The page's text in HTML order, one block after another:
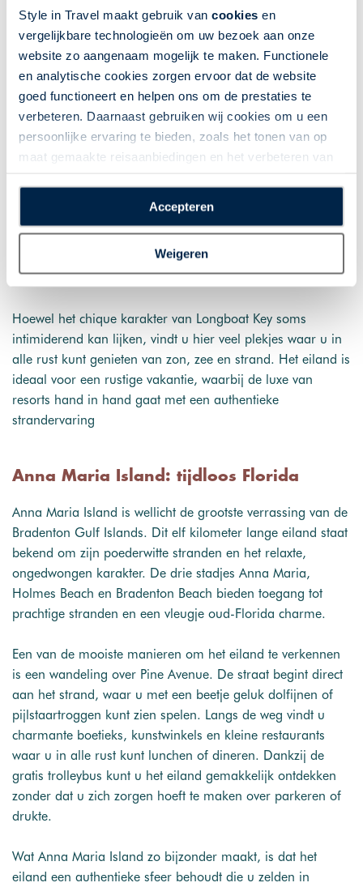
Style in Travel maakt gebruik van cookies en
vergelijkbare technologieën om uw bezoek aan onze
website zo aangenaam mogelijk te maken. Functionele
en analytische cookies zorgen ervoor dat de website
goed functioneert en helpen ons om de prestaties te
verbeteren. Daarnaast gebruiken wij cookies om u een
persoonlijke ervaring te bieden, zoals het tonen van op
maat gemaakte reisaanbiedingen en het verbeteren van
plaatsen van alle hierboven beschreven cookies en
technologieën, waarmee persoonlijke gegevens kunnen
worden verzameld. Indien u kiest voor “Weigeren”
plaatsen wij enkel functionele cookies, en zal er geen
Accepteren
Weigeren
ontdekking.
Longboat Key: luxe en rust
Longboat Key staat bekend om zijn luxe resorts en
exclusieve restaurants, maar wie hier komt, ontdekt ook
ongerepte stranden en een rustige, ontspannen sfeer. Het
bij zonsondergang. Het eiland telt twaalf openbare
stranden, waaronder Whitney Beach, dat het prestigieuze
Blue Wave-keurmerk draagt voor schone en veilige
stranden.
Hoewel het chique karakter van Longboat Key soms
intimiderend kan lijken, vindt u hier veel plekjes waar u in
alle rust kunt genieten van zon, zee en strand. Het eiland is
ideaal voor een rustige vakantie, waarbij de luxe van
resorts hand in hand gaat met een authentieke
strandervaring
Anna Maria Island: tijdloos Florida
Anna Maria Island is wellicht de grootste verrassing van de
Bradenton Gulf Islands. Dit elf kilometer lange eiland staat
bekend om zijn poederwitte stranden en het relaxte,
ongedwongen karakter. De drie stadjes Anna Maria,
Holmes Beach en Bradenton Beach bieden toegang tot
prachtige stranden en een vleugje oud-Florida charme.
Een van de mooiste manieren om het eiland te verkennen
is een wandeling over Pine Avenue. De straat begint direct
aan het strand, waar u met een beetje geluk dolfijnen of
pijlstaartroggen kunt zien spelen. Langs de weg vindt u
charmante boetieks, kunstwinkels en kleine restaurants
waar u in alle rust kunt lunchen of dineren. Dankzij de
gratis trolleybus kunt u het eiland gemakkelijk ontdekken
zonder dat u zich zorgen hoeft te maken over parkeren of
drukte.
Wat Anna Maria Island zo bijzonder maakt, is dat het
eiland een authentieke sfeer behoudt die u zelden in